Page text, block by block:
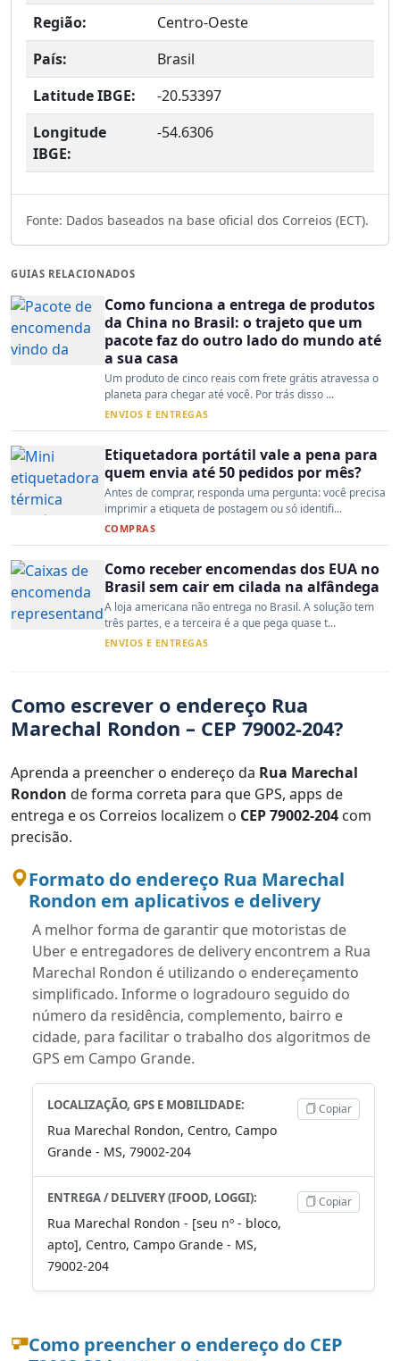
Região:
Centro-Oeste
País:
Brasil
Latitude IBGE:
-20.53397
Longitude
IBGE:
-54.6306
Fonte: Dados baseados na base oficial dos Correios (ECT).
GUIAS RELACIONADOS
Como funciona a entrega de produtos
da China no Brasil: o trajeto que um
pacote faz do outro lado do mundo até
a sua casa
Um produto de cinco reais com frete grátis atravessa o
planeta para chegar até você. Por trás disso ...
ENVIOS E ENTREGAS
Etiquetadora portátil vale a pena para
quem envia até 50 pedidos por mês?
Antes de comprar, responda uma pergunta: você precisa
imprimir a etiqueta de postagem ou só identifi...
COMPRAS
Como receber encomendas dos EUA no
Brasil sem cair em cilada na alfândega
A loja americana não entrega no Brasil. A solução tem
três partes, e a terceira é a que pega quase t...
ENVIOS E ENTREGAS
Como escrever o endereço Rua
Marechal Rondon – CEP 79002-204?
Aprenda a preencher o endereço da Rua Marechal
Rondon de forma correta para que GPS, apps de
entrega e os Correios localizem o CEP 79002-204 com
precisão.
Formato do endereço Rua Marechal
Rondon em aplicativos e delivery
A melhor forma de garantir que motoristas de
Uber e entregadores de delivery encontrem a Rua
Marechal Rondon é utilizando o endereçamento
simplificado. Informe o logradouro seguido do
número da residência, complemento, bairro e
cidade, para facilitar o trabalho dos algoritmos de
GPS em Campo Grande.
LOCALIZAÇÃO, GPS E MOBILIDADE:
Rua Marechal Rondon, Centro, Campo
Grande - MS, 79002-204
Copiar
ENTREGA / DELIVERY (IFOOD, LOGGI):
Rua Marechal Rondon - [seu nº - bloco,
apto], Centro, Campo Grande - MS,
79002-204
Copiar
Como preencher o endereço do CEP